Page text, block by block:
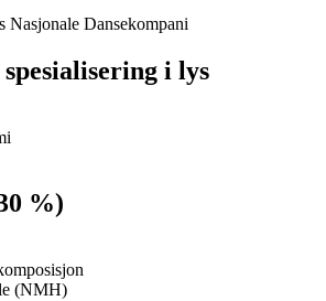
Nasjonale Dansekompani
i lys
%)
(NMH)